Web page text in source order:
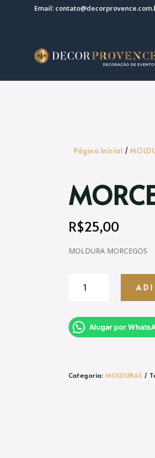
Email:
Página Inicial /
R$25,00
MOLDURA MORCEGOS
quantidade
Alugar por
Categoria: MOLDURAS